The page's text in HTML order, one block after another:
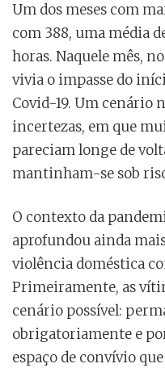
Um dos meses com
com 388, uma média
horas. Naquele mês,
vivia o impasse do
Covid-19. Um cenário
incertezas, em que
pareciam longe de
mantinham-se sob
O contexto da
aprofundou ainda
violência doméstica
Primeiramente, as
cenário possível:
obrigatoriamente e
espaço de convívio